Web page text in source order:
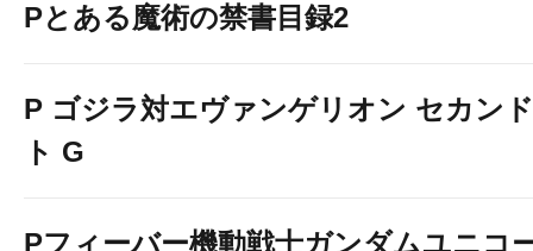
Pとある魔術の禁書目録2
P ゴジラ対エヴァンゲリオン セカン
ト G
Pフィーバー機動戦士ガンダムユニコ